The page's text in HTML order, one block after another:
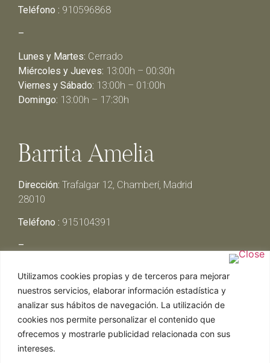
Utilizamos cookies propias y de terceros para mejorar
nuestros servicios, elaborar información estadística y
analizar sus hábitos de navegación. La utilización de
cookies nos permite personalizar el contenido que
ofrecemos y mostrarle publicidad relacionada con sus
intereses.
Teléfono : 910596868
–
Lunes y Martes: Cerrado
Miércoles y Jueves: 13:00h – 00:30h
Viernes y Sábado: 13:00h – 01:00h
Domingo: 13:00h – 17:30h
Barrita Amelia
Dirección: Trafalgar 12, Chamberí, Madrid
28010
Teléfono : 915104391
–
Miércoles y Jueves:13:00h – 00:30h
Viernes y Sábado: 13:00h – 01:00h
Domingo:13:00h – 17:30h